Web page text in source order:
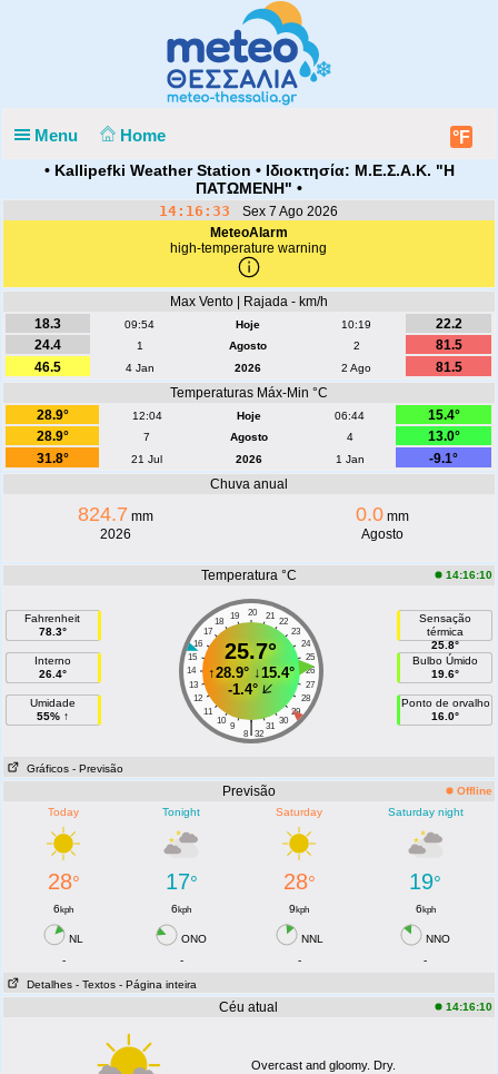
Menu Home °F
• Kallipefki Weather Station • Ιδιοκτησία: Μ.Ε.Σ.Α.Κ. "Η
ΠΑΤΩΜΕΝΗ" •
14:16:33
Sex 7 Ago 2026
MeteoAlarm
high-temperature warning
Max Vento | Rajada - km/h
18.3
09:54 Hoje 10:19
22.2
24.4
1 Agosto 2
81.5
46.5
4 Jan 2026 2 Ago
81.5
Temperaturas Máx-Min °C
28.9°
12:04 Hoje 06:44
15.4°
28.9°
7 Agosto 4
13.0°
31.8°
21 Jul 2026 1 Jan
-9.1°
Chuva anual
824.7 mm
2026
0.0mm
Agosto
Temperatura °C 14:16:10
Fahrenheit
78.3°
Interno
26.4°
Umidade
55% ↑
20
19 21
18
22
17
23
16
24
15
25
14
26
13
27
12
28
11
29
10
30
9 31
|
8 32
25.7°
↑28.9°↓15.4°
-1.4°
Sensação
térmica
25.8°
Bulbo Úmido
19.6°
Ponto de orvalho
16.0°
Gráficos - Previsão
Previsão
Offline
Today
Tonight Saturday Saturday night
28° 17° 28° 19°
6kph 6kph 9kph 6kph
NL ONO NNL
NNO
-
- -
-
Detalhes - Textos - Página inteira
Céu atual 14:16:10
Overcast and gloomy. Dry.